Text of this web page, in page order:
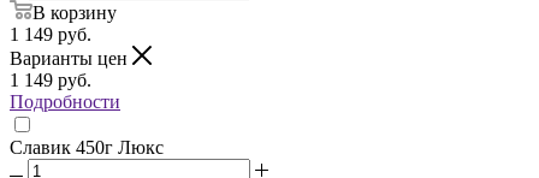
В корзину
1 149 руб.
Варианты цен
1 149 руб.
Подробности
Славик 450г Люкс